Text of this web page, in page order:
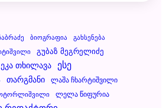
Ბიოგრაფია
Გახსენება
Გუბაზ Მეგრელიძე
Ეკა Თხილავა Ესე
Თარგმანი Ლაშა Ჩხარტიშვილი
Ლელა Წიფურია